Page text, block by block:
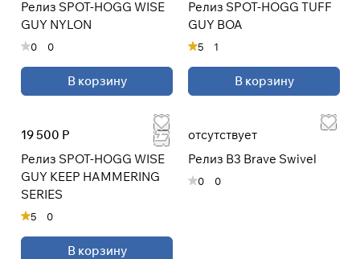
Релиз SPOT-HOGG WISE
GUY NYLON
0 0
В корзину
Релиз SPOT-HOGG TUFF
GUY BOA
5 1
В корзину
19 500 Р
Релиз SPOT-HOGG WISE
GUY KEEP HAMMERING
SERIES
5 0
В корзину
отсутствует
Релиз B3 Brave Swivel
0 0
об оплате Плайтом
недели
Остались вопросы?
8 800 302-02-51
plait.ru